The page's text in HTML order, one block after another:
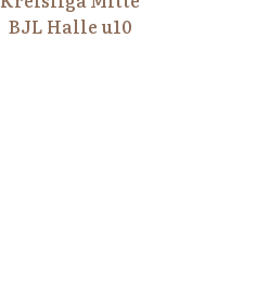
BJL Halle u10